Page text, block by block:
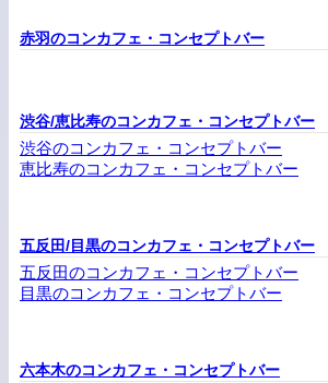
赤羽のコンカフェ・コンセプトバー
渋谷/恵比寿のコンカフェ・コンセプトバー
渋谷のコンカフェ・コンセプトバー
恵比寿のコンカフェ・コンセプトバー
五反田/目黒のコンカフェ・コンセプトバー
五反田のコンカフェ・コンセプトバー
目黒のコンカフェ・コンセプトバー
六本木のコンカフェ・コンセプトバー